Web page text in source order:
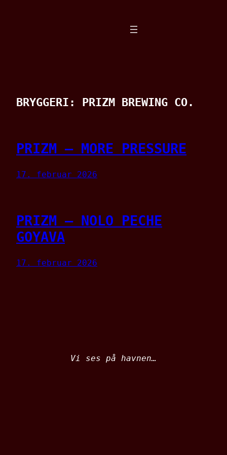
BRYGGERI: PRIZM BREWING CO.
PRIZM – MORE PRESSURE
17. februar 2026
PRIZM – NOLO PECHE
GOYAVA
17. februar 2026
Vi ses på havnen…